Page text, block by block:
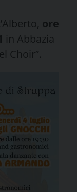
ore
in Abbazia
Choir”.